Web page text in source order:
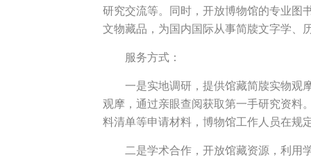
研究交流等。同时，开放博物馆的专业图
文物藏品，为国内国际从事简牍文字学、
服务方式：
一是实地调研，提供馆藏简牍实物观
观摩，通过亲眼查阅获取第一手研究资料
料清单等申请材料，博物馆工作人员在规
二是学术合作，开放馆藏资源，利用